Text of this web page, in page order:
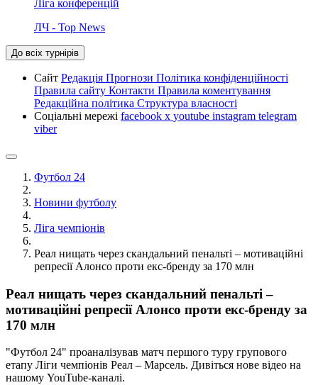
Ліга конференцій
ЛЧ - Top News
До всіх турнірів
Сайт Редакція Прогнози Політика конфіденційності
Правила сайту Контакти Правила коментування
Редакційна політика Структура власності
Соціальні мережі facebook x youtube instagram telegram
viber
Футбол 24
Новини футболу
Ліга чемпіонів
Реал нищать через скандальний пенальті – мотиваційні
репресії Алонсо проти екс-бренду за 170 млн
Реал нищать через скандальний пенальті –
мотиваційні репресії Алонсо проти екс-бренду за
170 млн
"Футбол 24" проаналізував матч першого туру групового
етапу Ліги чемпіонів Реал – Марсель. Дивіться нове відео на
нашому YouTube-каналі.